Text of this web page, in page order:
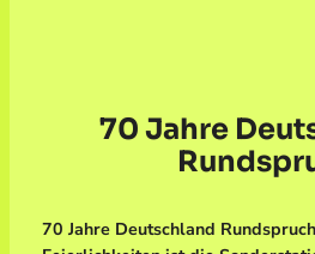
70 Jahre
70 Jahre Deutschland